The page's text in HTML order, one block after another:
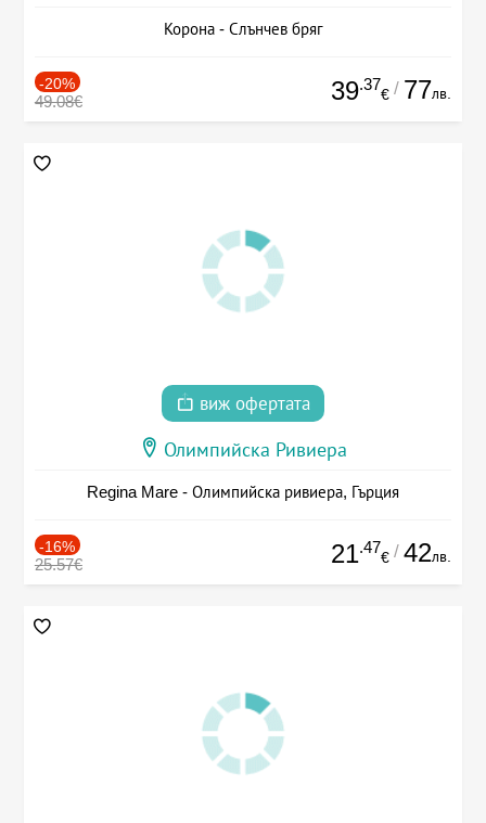
Корона - Слънчев бряг
-20%
49.08€ 39.37
€ / 77лв.
виж офертата
Олимпийска Ривиера
Regina Mare - Олимпийска ривиера, Гърция
-16%
25.57€ 21.47
€ / 42лв.